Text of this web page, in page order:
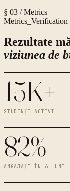
§ 03 / Metrics
Metrics_Verification
Rezultate
viziunea de
15K+
STUDENȚI ACTIVI
82%
ANGAJAȚI ÎN 6 LUNI